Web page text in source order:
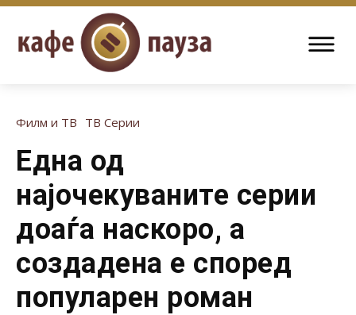
Филм и ТВ ТВ Серии
Една од
најочекуваните серии
доаѓа наскоро, a
создадена e според
популарен роман